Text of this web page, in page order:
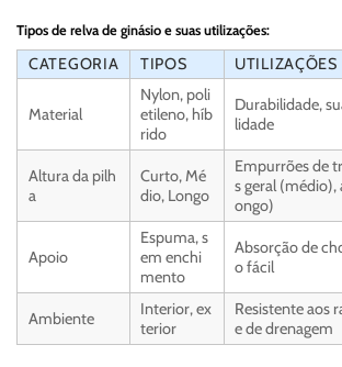
Tipos de relva de ginásio e suas utilizações:
CATEGORIA TIPOS UTILIZAÇÕES
Material
Nylon, poli
etileno, híb
rido
Durabilidade,
lidade
Altura da pilh
a
Curto, Mé
dio, Longo
Empurrões de
s geral
ongo)
Apoio
Espuma, s
em enchi
mento
Absorção de
o fácil
Ambiente
Interior, ex
terior
Resistente aos
e de drenagem